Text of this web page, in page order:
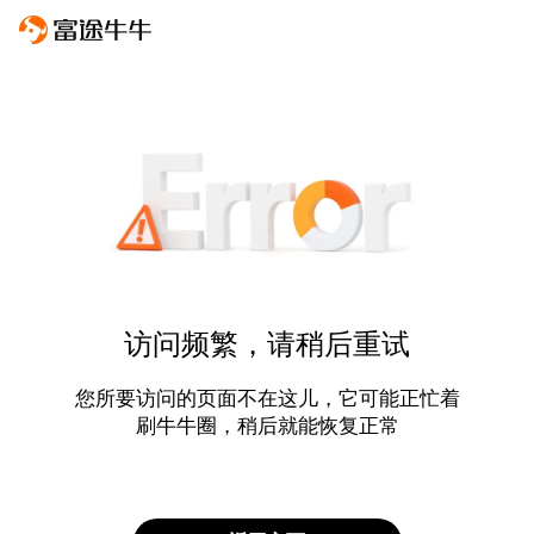
访问频繁，请稍后重试
您所要访问的页面不在这儿，它可能正忙着
刷牛牛圈，稍后就能恢复正常